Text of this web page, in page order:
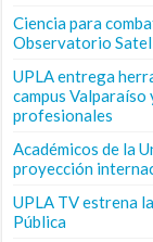
Ciencia para
Observatorio
UPLA entrega
campus Valparaíso
profesionales
Académicos de la
proyección
UPLA TV estrena
Pública